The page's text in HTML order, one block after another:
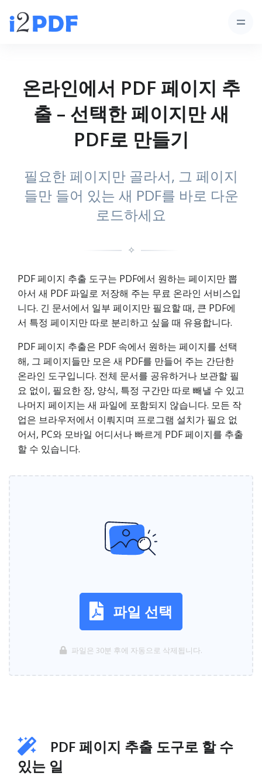
온라인에서 PDF 페이지 추
출 – 선택한 페이지만 새
PDF로 만들기
필요한 페이지만 골라서, 그 페이지
들만 들어 있는 새 PDF를 바로 다운
로드하세요
✧
PDF 페이지 추출 도구는 PDF에서 원하는 페이지만 뽑
아서 새 PDF 파일로 저장해 주는 무료 온라인 서비스입
니다. 긴 문서에서 일부 페이지만 필요할 때, 큰 PDF에
서 특정 페이지만 따로 분리하고 싶을 때 유용합니다.
PDF 페이지 추출은 PDF 속에서 원하는 페이지를 선택
해, 그 페이지들만 모은 새 PDF를 만들어 주는 간단한
온라인 도구입니다. 전체 문서를 공유하거나 보관할 필
요 없이, 필요한 장, 양식, 특정 구간만 따로 빼낼 수 있고
나머지 페이지는 새 파일에 포함되지 않습니다. 모든 작
업은 브라우저에서 이뤄지며 프로그램 설치가 필요 없
어서, PC와 모바일 어디서나 빠르게 PDF 페이지를 추출
할 수 있습니다.
파일 선택
파일은 30분 후에 자동으로 삭제됩니다.
PDF 페이지 추출 도구로 할 수
있는 일